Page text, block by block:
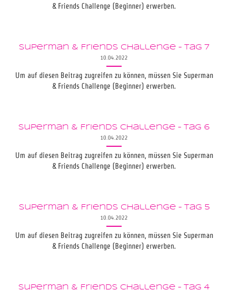
& Friends Challenge (Beginner) erwerben.
Superman & Friends Challenge – Tag 7
10.04.2022
Um auf diesen Beitrag zugreifen zu können, müssen Sie Superman
& Friends Challenge (Beginner) erwerben.
Superman & Friends Challenge – Tag 6
10.04.2022
Um auf diesen Beitrag zugreifen zu können, müssen Sie Superman
& Friends Challenge (Beginner) erwerben.
Superman & Friends Challenge – Tag 5
10.04.2022
Um auf diesen Beitrag zugreifen zu können, müssen Sie Superman
& Friends Challenge (Beginner) erwerben.
Superman & Friends Challenge – Tag 4